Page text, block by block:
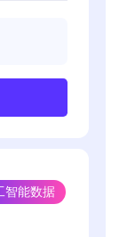
智能数据